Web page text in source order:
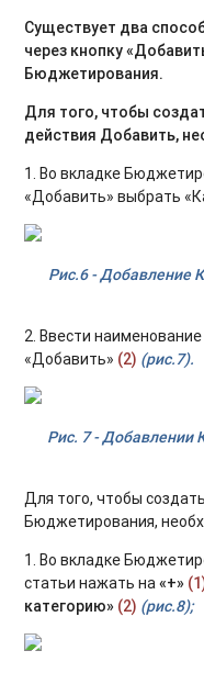
Существует два
через кнопку
Бюджетирования.
Для того, чтобы
действия Добавить,
1. Во вкладке
«Добавить» выбрать
Рис.6 - Добавление
2. Ввести наименование
«Добавить» (2) (рис.7).
Рис. 7 - Добавлении
Для того, чтобы
Бюджетирования,
1. Во вкладке
статьи нажать на«+»
категорию» (2) (рис.8);